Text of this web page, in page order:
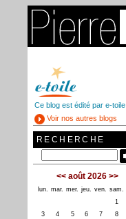
Ce blog est édité par e-toile
Voir nos autres blogs
RECHERCHE
<< août 2026 >>
lun. mar. mer. jeu. ven. sam.
1
3
4 5 6 7 8